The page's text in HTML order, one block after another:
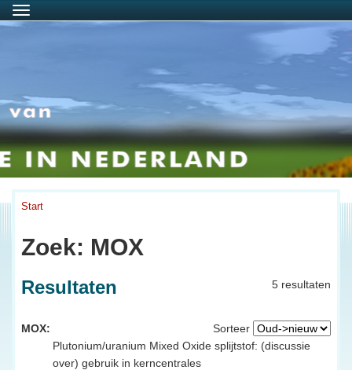
Menu
Start
Zoek: MOX
5 resultaten
Resultaten
Sorteer
MOX:
Plutonium/uranium Mixed Oxide splijtstof: (discussie
over) gebruik in kerncentrales